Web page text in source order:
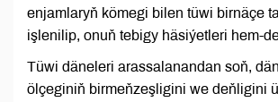
enjamlaryň kömegi bilen tüwi birnäçe
işlenilip, onuň tebigy häsiýetleri hem-
Tüwi däneleri arassalanandan soň,
ölçeginiň birmeňzeşligini we deňligini